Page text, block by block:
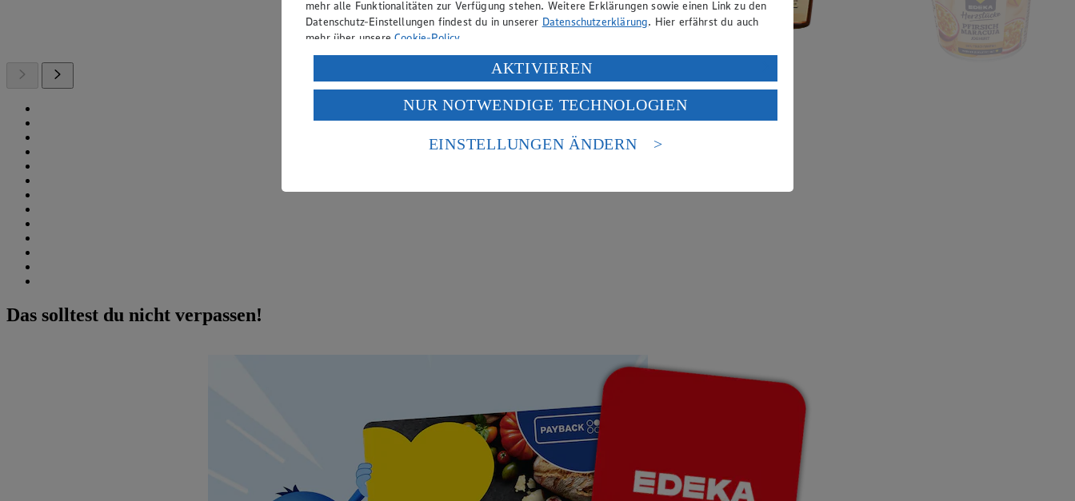
Das solltest du nicht verpassen!
mehr alle Funktionalitäten zur Verfügung stehen. Weitere Erklärungen sowie einen Link zu den
Datenschutz-Einstellungen findest du in unserer Datenschutzerklärung. Hier erfährst du auch
mehr über unsereCookie-Policy.
Verarbeitung deiner personenbezogenen Daten in den USA durch Facebook und YouTube:
Wenn du auf „Aktivieren“ klickst, willigst du im Sinne des Art. 49 Abs. 1 Satz 1 lit. a) DSGVO
ein, dass deine Daten in den USA verarbeitet werden. Der EuGH sieht die USA als Land mit
einem nach europäischen Standards nicht angemessenen Datenschutzniveau an. Es besteht das
Risiko eines Zugriffs durch US-amerikanische Behörden.
AKTIVIEREN
NUR NOTWENDIGE TECHNOLOGIEN
EINSTELLUNGEN ÄNDERN